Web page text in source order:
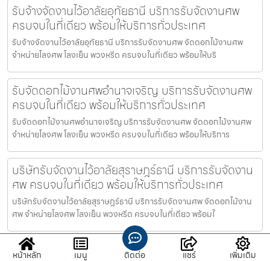
รับจ้างจัดงานไว้อาลัยอุทัยธานี บริการรับจัดงานศพ
ครบจบในที่เดียว พร้อมให้บริการทั่วประเทศ
รับจ้างจัดงานไว้อาลัยอุทัยธานี บริการรับจัดงานศพ จัดดอกไม้งานศพ
จำหน่ายโลงศพ โลงเย็น พวงหรีด ครบจบในที่เดียว พร้อมให้บริ
รับจัดดอกไม้งานศพอำนาจเจริญ บริการรับจัดงานศพ
ครบจบในที่เดียว พร้อมให้บริการทั่วประเทศ
รับจัดดอกไม้งานศพอำนาจเจริญ บริการรับจัดงานศพ จัดดอกไม้งานศพ
จำหน่ายโลงศพ โลงเย็น พวงหรีด ครบจบในที่เดียว พร้อมให้บริการ
บริษัทรับจัดงานไว้อาลัยสุราษฎร์ธานี บริการรับจัดงาน
ศพ ครบจบในที่เดียว พร้อมให้บริการทั่วประเทศ
บริษัทรับจัดงานไว้อาลัยสุราษฎร์ธานี บริการรับจัดงานศพ จัดดอกไม้งาน
ศพ จำหน่ายโลงศพ โลงเย็น พวงหรีด ครบจบในที่เดียว พร้อมใ
บริษัทรับจัดงานไว้อาลัยมหาสารคาม บริการรับจัดงาน
หน้าหลัก เมนู ติดต่อ แชร์ เพิ่มเติม